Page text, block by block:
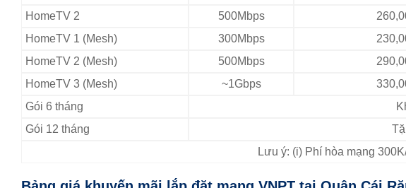
HomeTV 2
500Mbps
HomeTV 1 (Mesh)
300Mbps
HomeTV 2 (Mesh)
500Mbps
HomeTV 3 (Mesh)
~1Gbps
Gói 6 tháng
Gói 12 tháng
Lưu ý: (i) Phí hòa mạng